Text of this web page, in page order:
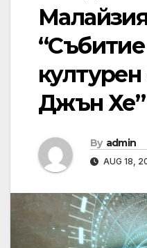
“Събитие
Джън Хе”
By admin
AUG 18,